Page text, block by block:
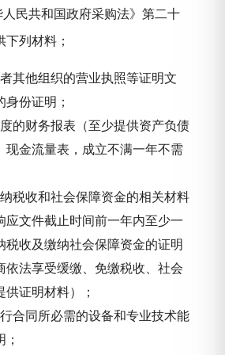
人民共和国政府采购法》第二十
下列材料；
其他组织的营业执照等证明文
份证明；
的财务报表（至少提供资产负债
金流量表， 成立不满一年不需
税收和社会保障资金的相关材料
应文件截止时间前一年内至少一
税收及缴纳社会保障资金的证明
依法享受缓缴、免缴税收、社会
供证明材料）
；
合同所必需的设备和专业技术能